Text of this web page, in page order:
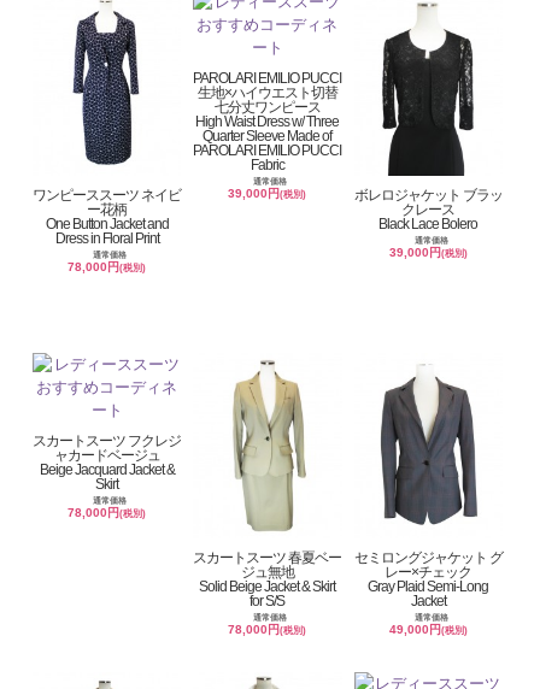
ワンピーススーツ ネイビ
ー花柄
One Button Jacket and
Dress in Floral Print
通常価格
78,000円(税別)
PAROLARI EMILIO PUCCI
生地×ハイウエスト切替
七分丈ワンピース
High Waist Dress w/ Three
Quarter Sleeve Made of
PAROLARI EMILIO PUCCI
Fabric
通常価格
39,000円(税別)
ボレロジャケット ブラッ
クレース
Black Lace Bolero
通常価格
39,000円 (税別)
スカートスーツ フクレジ
ャカードベージュ
Beige Jacquard Jacket &
Skirt
通常価格
78,000円(税別)
スカートスーツ 春夏ベー
ジュ無地
Solid Beige Jacket & Skirt
for S/S
通常価格
78,000円(税別)
セミロングジャケット グ
レー×チェック
Gray Plaid Semi-Long
Jacket
通常価格
49,000円 (税別)